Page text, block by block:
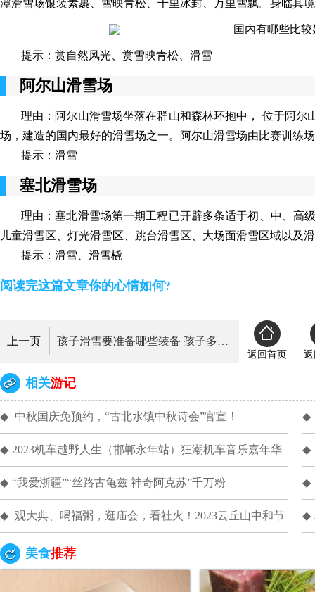
潭滑雪场银装素裹、雪映青松、千里冰封、万里雪飘。身临其
提示：赏自然风光、赏雪映青松、滑雪
阿尔山滑雪场
理由：阿尔山滑雪场坐落在群山和森林环抱中， 位于阿
场，建造的国内最好的滑雪场之一。阿尔山滑雪场由比赛训练
提示：滑雪
塞北滑雪场
理由：塞北滑雪场第一期工程已开辟多条适于初、中、高
儿童滑雪区、灯光滑雪区、跳台滑雪区、大场面滑雪区域以及
提示：滑雪、滑雪橇
阅读完这篇文章你的心情如何?
上一页 孩子滑雪要准备哪些装备 孩子多大可以学滑雪
返回首页
相关游记
◆ 中秋国庆免预约，“古北水镇中秋诗会”官宣！ ◆
◆ 2023机车越野人生（邯郸永年站）狂潮机车音乐嘉年华 ◆
◆ “我爱浙疆”“丝路古龟兹 神奇阿克苏”千万粉 ◆
◆ 观大典、喝福粥，逛庙会，看社火！2023云丘山中和节 ◆
美食推荐